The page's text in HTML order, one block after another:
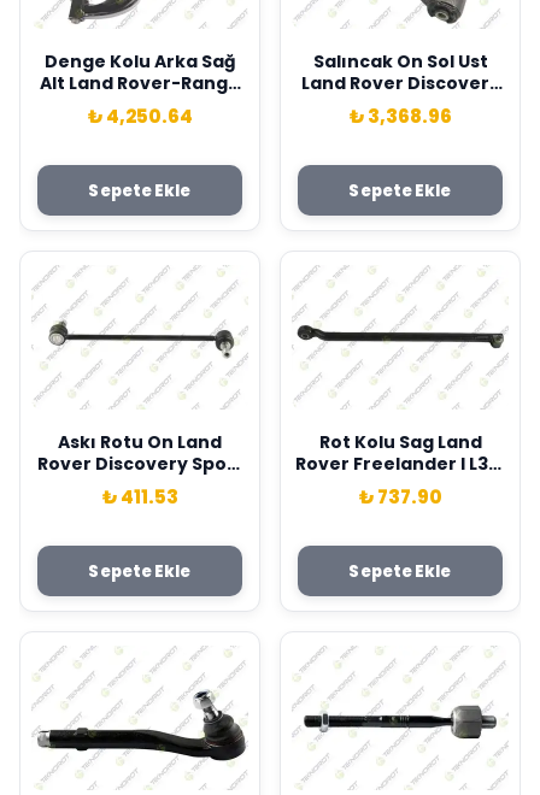
Denge Kolu Arka Sağ
Alt Land Rover-Range
Rover Sport I-L320-
2005-2013- Teknorot
₺ 4,250.64
Sepete Ekle
Salıncak On Sol Ust
Land Rover Discovery
3 L319 Range Rover
Sport I L320 Teknorot
₺ 3,368.96
Sepete Ekle
Askı Rotu On Land
Rover Discovery Sport
L550 Range Rover
Evoque L538 . Jaguar
LR024474-J9C1154
₺ 411.53
Sepete Ekle
Rot Kolu Sag Land
Rover Freelander I L314
Teknorot QFK000070
₺ 737.90
Sepete Ekle